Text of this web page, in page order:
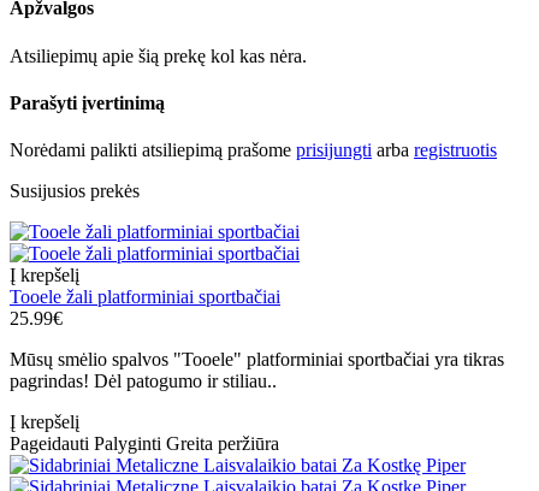
Apžvalgos
Atsiliepimų apie šią prekę kol kas nėra.
Parašyti įvertinimą
Norėdami palikti atsiliepimą prašome prisijungti arba registruotis
Susijusios prekės
Į krepšelį
Tooele žali platforminiai sportbačiai
25.99€
Mūsų smėlio spalvos "Tooele" platforminiai sportbačiai yra tikras
pagrindas! Dėl patogumo ir stiliau..
Į krepšelį
Pageidauti Palyginti Greita peržiūra